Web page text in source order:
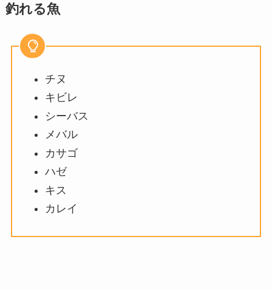
釣れる魚
チヌ
キビレ
シーバス
メバル
カサゴ
ハゼ
キス
カレイ